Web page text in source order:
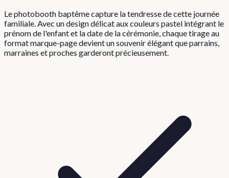
Le photobooth baptême capture la tendresse de cette journée
familiale. Avec un design délicat aux couleurs pastel intégrant le
prénom de l'enfant et la date de la cérémonie, chaque tirage au
format marque-page devient un souvenir élégant que parrains,
marraines et proches garderont précieusement.